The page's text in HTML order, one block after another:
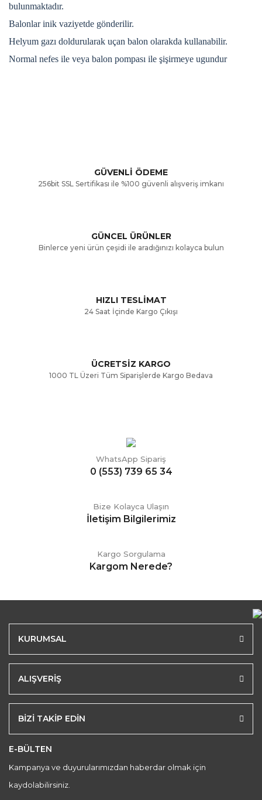
bulunmaktadır.
Balonlar inik vaziyetde gönderilir.
Helyum gazı doldurularak uçan balon olarakda kullanabilir.
Normal nefes ile veya balon pompası ile şişirmeye ugundur
Ürün resmi kalitesiz, bozuk veya görüntülenemiyor.
Ürün bilgilerinde hatalar bulunuyor.
Gönder
GÜVENLİ ÖDEME
256bit SSL Sertifikası ile %100 güvenli alışveriş imkanı
GÜNCEL ÜRÜNLER
Binlerce yeni ürün çeşidi ile aradığınızı kolayca bulun
HIZLI TESLİMAT
24 Saat İçinde Kargo Çıkışı
ÜCRETSİZ KARGO
1000 TL Üzeri Tüm Siparişlerde Kargo Bedava
WhatsApp Sipariş
0 (553) 739 65 34
Bize Kolayca Ulaşın
İletişim Bilgilerimiz
Kargo Sorgulama
Kargom Nerede?
KURUMSAL
ALIŞVERİŞ
BİZİ TAKİP EDİN
E-BÜLTEN
Kampanya ve duyurularımızdan haberdar olmak için
kaydolabilirsiniz.